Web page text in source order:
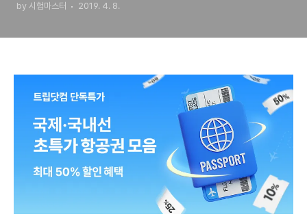
by 시험마스터 2019. 4. 8.